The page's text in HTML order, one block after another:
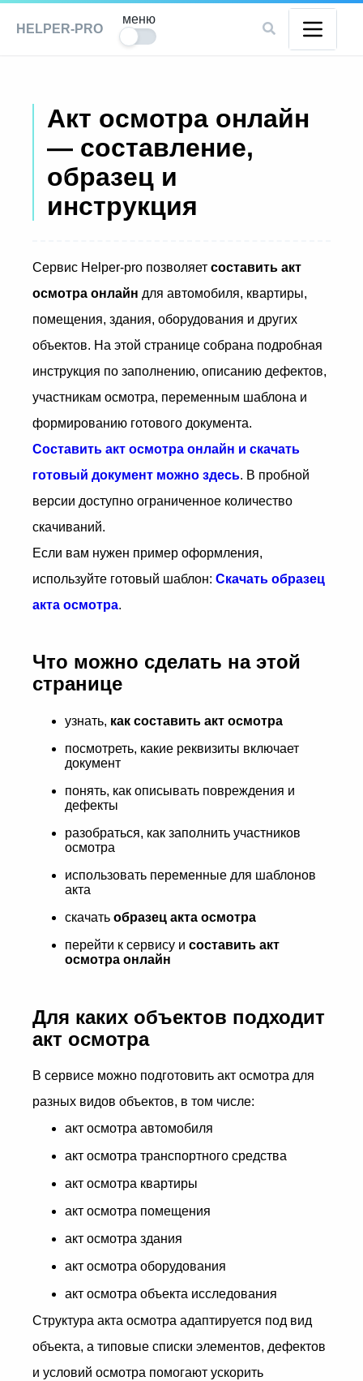
HELPER-PRO
меню
Акт осмотра онлайн
— составление,
образец и
инструкция
Сервис Helper-pro позволяет составить акт
осмотра онлайн для автомобиля, квартиры,
помещения, здания, оборудования и других
объектов. На этой странице собрана подробная
инструкция по заполнению, описанию дефектов,
участникам осмотра, переменным шаблона и
формированию готового документа.
Составить акт осмотра онлайн и скачать
готовый документ можно здесь. В пробной
версии доступно ограниченное количество
скачиваний.
Если вам нужен пример оформления,
используйте готовый шаблон: Скачать образец
акта осмотра.
Что можно сделать на этой
странице
узнать, как составить акт осмотра
посмотреть, какие реквизиты включает
документ
понять, как описывать повреждения и
дефекты
разобраться, как заполнить участников
осмотра
использовать переменные для шаблонов
акта
скачать образец акта осмотра
перейти к сервису и составить акт
осмотра онлайн
Для каких объектов подходит
акт осмотра
В сервисе можно подготовить акт осмотра для
разных видов объектов, в том числе:
акт осмотра автомобиля
акт осмотра транспортного средства
акт осмотра квартиры
акт осмотра помещения
акт осмотра здания
акт осмотра оборудования
акт осмотра объекта исследования
Структура акта осмотра адаптируется под вид
объекта, а типовые списки элементов, дефектов
и условий осмотра помогают ускорить